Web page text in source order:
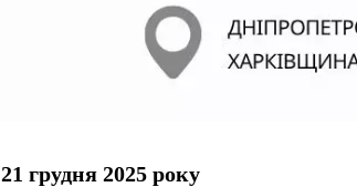
21 грудня 2025 року